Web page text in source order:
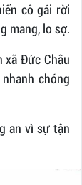
cô gái rời
mang, lo sợ.
xã Đức Châu
chóng
an vì sự tận